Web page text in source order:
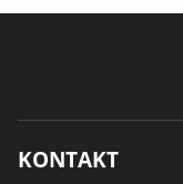
KONTAKT